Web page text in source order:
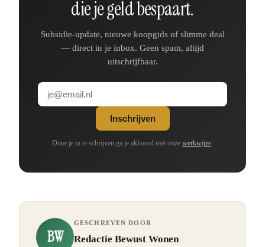
die je geld bespaart.
Subsidie-update, nieuwe koopgids of slimme deal
— direct in je inbox. Geen spam, altijd
uitschrijfbaar.
Inschrijven
Door je in te schrijven ga je akkoord met onze werkwijze.
BW
GESCHREVEN DOOR
Redactie Bewust Wonen